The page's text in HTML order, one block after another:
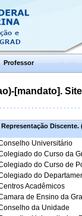
Professor
[mandato].
Representação Discente.
Universitário
do Curso da
do Curso de
do
Acadêmicos
de Ensino da
da Unidade